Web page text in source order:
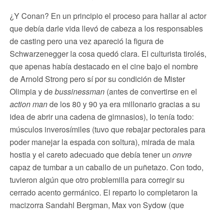
¿Y Conan? En un principio el proceso para hallar al actor
que debía darle vida llevó de cabeza a los responsables
de casting pero una vez apareció la figura de
Schwarzenegger la cosa quedó clara. El culturista tirolés,
que apenas había destacado en el cine bajo el nombre
de Arnold Strong pero sí por su condición de Mister
Olimpia y debussinessman (antes de convertirse en el
action mande los 80 y 90 ya era millonario gracias a su
idea de abrir una cadena de gimnasios), lo tenía todo:
músculos inverosímiles (tuvo que rebajar pectorales para
poder manejar la espada con soltura), mirada de mala
hostia y el careto adecuado que debía tener un onvre
capaz de tumbar a un caballo de un puñetazo. Con todo,
tuvieron algún que otro problemilla para corregir su
cerrado acento germánico. El reparto lo completaron la
macizorra Sandahl Bergman, Max von Sydow (que